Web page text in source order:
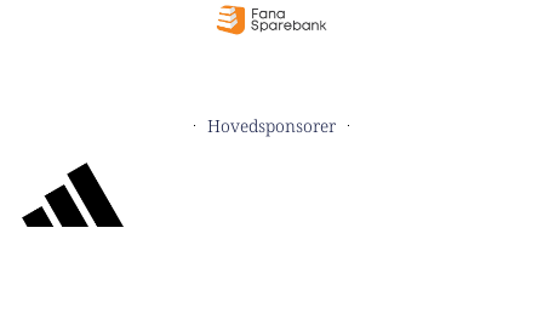
Hovedsponsorer